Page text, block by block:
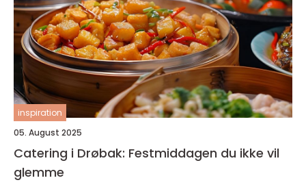
inspiration
05. August 2025
Catering i Drøbak: Festmiddagen du ikke vil
glemme